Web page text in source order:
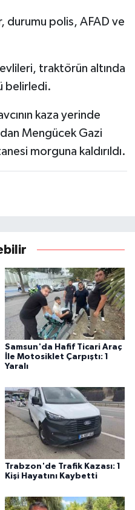
durumu polis, AFAD ve
traktörün altında
belirledi.
kaza yerinde
Mengücek Gazi
morguna kaldırıldı.
Samsun'da Hafif Ticari Araç
İle Motosiklet Çarpıştı: 1
Yaralı
Trabzon'de Trafik Kazası: 1
Kişi Hayatını Kaybetti